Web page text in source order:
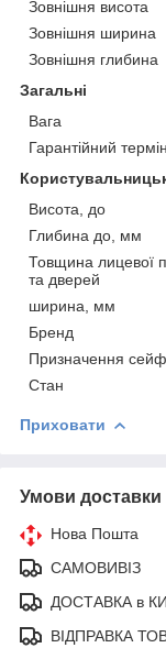
Зовнішня висота
Зовнішня ширина
Зовнішня глибина
Загальні
Вага
Гарантійний термін
Висота, до
Глибина до, мм
Товщина лицевої
та дверей
ширина, мм
Бренд
Призначення
Стан
Приховати
Умови доставки
Нова Пошта
САМОВИВІЗ
ДОСТАВКА в
ВІДПРАВКА